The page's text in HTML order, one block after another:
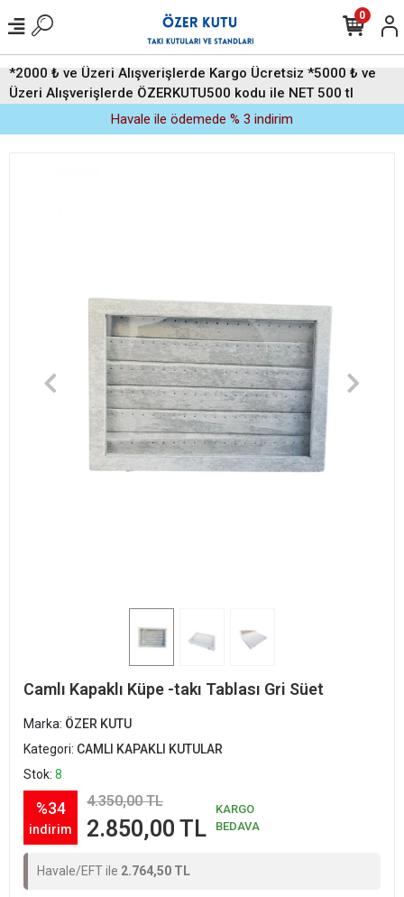
*2000 ₺ ve Üzeri Alışverişlerde Kargo Ücretsiz *5000 ₺ ve
Üzeri Alışverişlerde ÖZERKUTU500 kodu ile NET 500 tl
indirim (Üyelere Özel)Havale ile ödemede % 3 indirim
0
Camlı Kapaklı Küpe -takı Tablası Gri Süet
Marka: ÖZER KUTU
Kategori: CAMLI KAPAKLI KUTULAR
Stok: 8
%34
indirim
4.350,00 TL
2.850,00 TL
KARGO
BEDAVA
Havale/EFT ile 2.764,50 TL